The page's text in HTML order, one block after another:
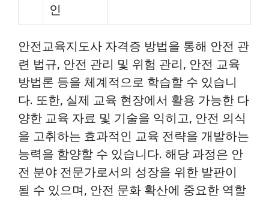
인
안전교육지도사 자격증 방법을 통해 안전 관
련 법규, 안전 관리 및 위험 관리, 안전 교육
방법론 등을 체계적으로 학습할 수 있습니
다. 또한, 실제 교육 현장에서 활용 가능한 다
양한 교육 자료 및 기술을 익히고, 안전 의식
을 고취하는 효과적인 교육 전략을 개발하는
능력을 함양할 수 있습니다. 해당 과정은 안
전 분야 전문가로서의 성장을 위한 발판이
될 수 있으며, 안전 문화 확산에 중요한 역할